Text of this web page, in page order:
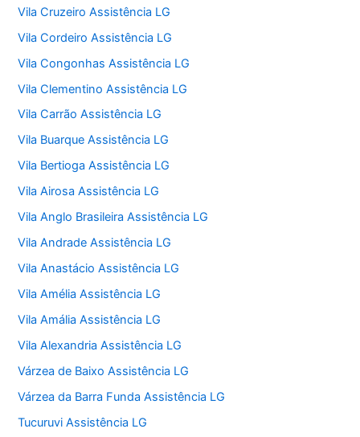
Vila Cruzeiro Assistência LG
Vila Cordeiro Assistência LG
Vila Congonhas Assistência LG
Vila Clementino Assistência LG
Vila Carrão Assistência LG
Vila Buarque Assistência LG
Vila Bertioga Assistência LG
Vila Airosa Assistência LG
Vila Anglo Brasileira Assistência LG
Vila Andrade Assistência LG
Vila Anastácio Assistência LG
Vila Amélia Assistência LG
Vila Amália Assistência LG
Vila Alexandria Assistência LG
Várzea de Baixo Assistência LG
Várzea da Barra Funda Assistência LG
Tucuruvi Assistência LG